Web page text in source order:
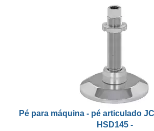
Pé para máquina - pé articulado
HSD145 -